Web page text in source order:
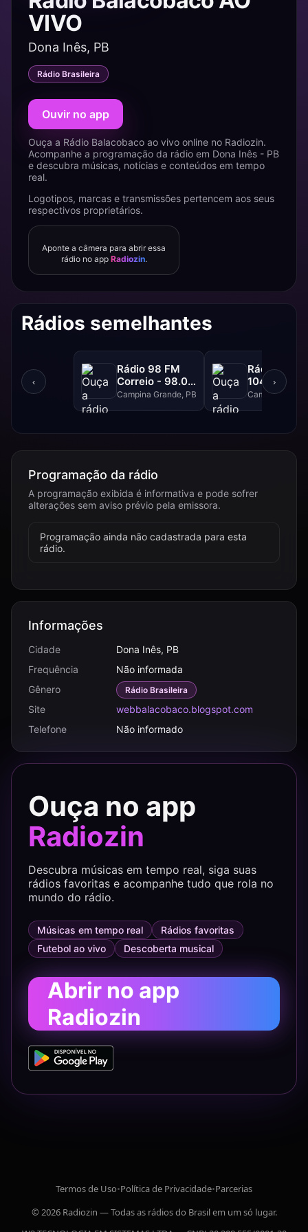
VIVO
Dona Inês, PB
Rádio Brasileira
Ouvir no app
Ouça a Rádio Balacobaco ao vivo online no Radiozin.
Acompanhe a programação da rádio em Dona Inês - PB
e descubra músicas, notícias e conteúdos em tempo
real.
Logotipos, marcas e transmissões pertencem aos seus
respectivos proprietários.
Aponte a câmera para abrir essa
rádio no app Radiozin.
Rádios semelhantes
‹
Rádio 98 FM
Correio - 98.0
FM
Campina Grande, PB
Rádio
104.1 FM
Campina
›
Programação da rádio
A programação exibida é informativa e pode sofrer
alterações sem aviso prévio pela emissora.
Programação ainda não cadastrada para esta
rádio.
Informações
Cidade
Dona Inês, PB
Frequência
Não informada
Gênero
Rádio Brasileira
Site
webbalacobaco.blogspot.com
Telefone
Não informado
Ouça no app
Radiozin
Descubra músicas em tempo real, siga suas
rádios favoritas e acompanhe tudo que rola no
mundo do rádio.
Músicas em tempo real
Rádios favoritas
Futebol ao vivo
Descoberta musical
Abrir no app
Radiozin
Termos de Uso•Política de Privacidade•Parcerias
© 2026 Radiozin — Todas as rádios do Brasil em um só lugar.